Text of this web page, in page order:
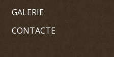
GALERIE
CONTACTE